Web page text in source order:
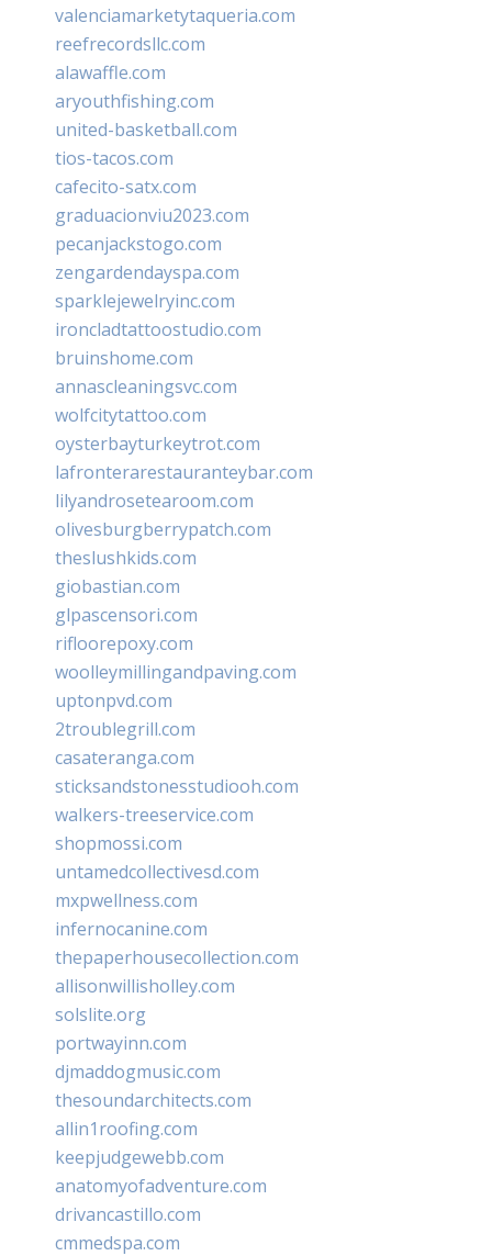
valenciamarketytaqueria.com
reefrecordsllc.com
alawaffle.com
aryouthfishing.com
united-basketball.com
tios-tacos.com
cafecito-satx.com
graduacionviu2023.com
pecanjackstogo.com
zengardendayspa.com
sparklejewelryinc.com
ironcladtattoostudio.com
bruinshome.com
annascleaningsvc.com
wolfcitytattoo.com
oysterbayturkeytrot.com
lafronterarestauranteybar.com
lilyandrosetearoom.com
olivesburgberrypatch.com
theslushkids.com
giobastian.com
glpascensori.com
rifloorepoxy.com
woolleymillingandpaving.com
uptonpvd.com
2troublegrill.com
casateranga.com
sticksandstonesstudiooh.com
walkers-treeservice.com
shopmossi.com
untamedcollectivesd.com
mxpwellness.com
infernocanine.com
thepaperhousecollection.com
allisonwillisholley.com
solslite.org
portwayinn.com
djmaddogmusic.com
thesoundarchitects.com
allin1roofing.com
keepjudgewebb.com
anatomyofadventure.com
drivancastillo.com
cmmedspa.com